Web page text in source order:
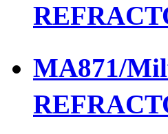
MA871/